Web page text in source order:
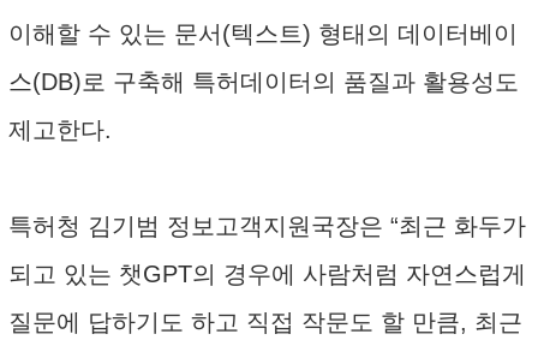
이해할 수 있는 문서(텍스트) 형태의 데이터베이
스(DB)로 구축해 특허데이터의 품질과 활용성도
제고한다.
특허청 김기범 정보고객지원국장은 “최근 화두가
되고 있는 챗GPT의 경우에 사람처럼 자연스럽게
질문에 답하기도 하고 직접 작문도 할 만큼, 최근